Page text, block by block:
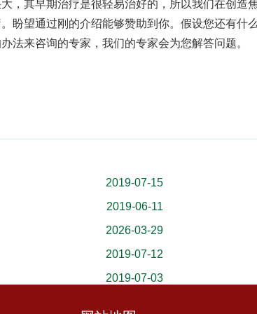
其早期治疗是很轻易治好的，所以我们在创造
盼望通过刚的介绍能够赞助到你。假设您还有什
法来咨询的专家，我们的专家会为您解答问题。
2019-07-15
2019-06-11
2026-03-29
2019-07-12
2019-07-03